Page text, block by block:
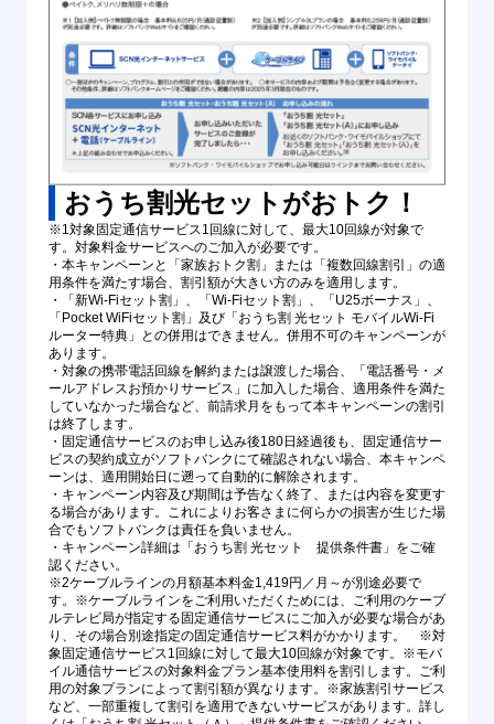
おうち割光セットがおトク！
※1対象固定通信サービス1回線に対して、最大10回線が対象で
す。対象料金サービスへのご加入が必要です。
・本キャンペーンと「家族おトク割」または「複数回線割引」の適
用条件を満たす場合、割引額が大きい方のみを適用します。
・「新Wi-Fiセット割」、「Wi-Fiセット割」、「U25ボーナス」、
「Pocket WiFiセット割」及び「おうち割 光セット モバイルWi-Fi
ルーター特典」との併用はできません。併用不可のキャンペーンが
あります。
・対象の携帯電話回線を解約または譲渡した場合、「電話番号・メ
ールアドレスお預かりサービス」に加入した場合、適用条件を満た
していなかった場合など、前請求月をもって本キャンペーンの割引
は終了します。
・固定通信サービスのお申し込み後180日経過後も、固定通信サー
ビスの契約成立がソフトバンクにて確認されない場合、本キャンペ
ーンは、適用開始日に遡って自動的に解除されます。
・キャンペーン内容及び期間は予告なく終了、または内容を変更す
る場合があります。これによりお客さまに何らかの損害が生じた場
合でもソフトバンクは責任を負いません。
・キャンペーン詳細は「おうち割 光セット 提供条件書」をご確
認ください。
※2ケーブルラインの月額基本料金1,419円／月～が別途必要で
す。※ケーブルラインをご利用いただくためには、ご利用のケーブ
ルテレビ局が指定する固定通信サービスにご加入が必要な場合があ
り、その場合別途指定の固定通信サービス料がかかります。 ※対
象固定通信サービス1回線に対して最大10回線が対象です。※モバ
イル通信サービスの対象料金プラン基本使用料を割引します。ご利
用の対象プランによって割引額が異なります。※家族割引サービス
など、一部重複して割引を適用できないサービスがあります。詳し